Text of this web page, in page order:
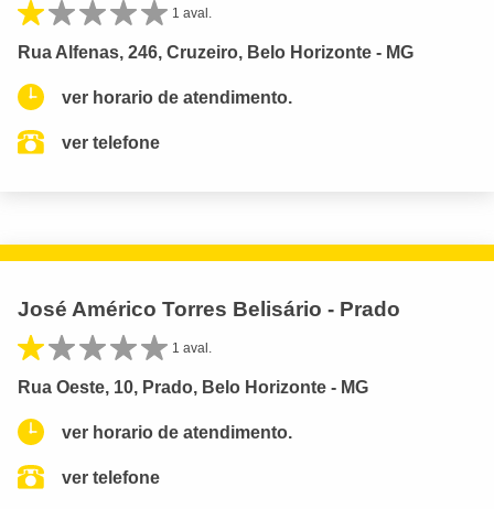
1 aval.
Rua Alfenas, 246, Cruzeiro, Belo Horizonte - MG
ver horario de atendimento.
ver telefone
José Américo Torres Belisário - Prado
1 aval.
Rua Oeste, 10, Prado, Belo Horizonte - MG
ver horario de atendimento.
ver telefone